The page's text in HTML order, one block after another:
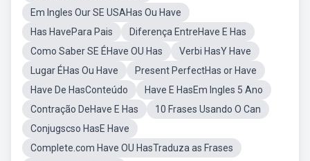
Em Ingles Our SE USAHas Ou Have
Has HavePara Pais
Diferença EntreHave E Has
Como Saber SE ÉHave OU Has
Verbi HasY Have
Lugar ÉHas Ou Have
Present PerfectHas or Have
Have De HasConteúdo
Have E HasEm Ingles 5 Ano
Contração DeHave E Has
10 Frases Usando O Can
Conjugscso HasE Have
Complete.com Have OU HasTraduza as Frases